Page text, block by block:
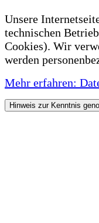
Unsere
technischen
Cookies). Wir
werden
Mehr erfahren:
Hinweis zur Kenntnis